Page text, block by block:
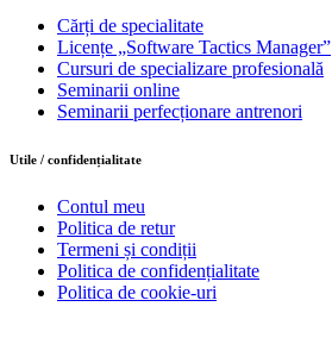
Cărți de specialitate
Licențe „Software Tactics Manager”
Cursuri de specializare profesională
Seminarii online
Seminarii perfecționare antrenori
Utile / confidențialitate
Contul meu
Politica de retur
Termeni și condiții
Politica de confidențialitate
Politica de cookie-uri